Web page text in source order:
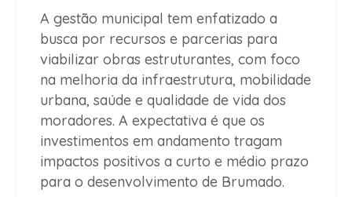
A gestão municipal tem enfatizado a
busca por recursos e parcerias para
viabilizar obras estruturantes, com foco
na melhoria da infraestrutura, mobilidade
urbana, saúde e qualidade de vida dos
moradores. A expectativa é que os
investimentos em andamento tragam
impactos positivos a curto e médio prazo
para o desenvolvimento de Brumado.